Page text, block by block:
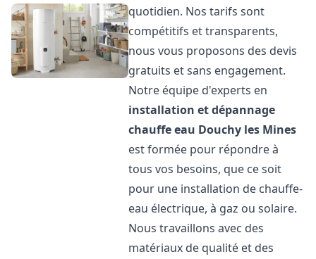
quotidien. Nos tarifs sont
compétitifs et transparents,
nous vous proposons des devis
gratuits et sans engagement.
Notre équipe d'experts en
installation et dépannage
chauffe eau Douchy les Mines
est formée pour répondre à
tous vos besoins, que ce soit
pour une installation de chauffe-
eau électrique, à gaz ou solaire.
Nous travaillons avec des
matériaux de qualité et des